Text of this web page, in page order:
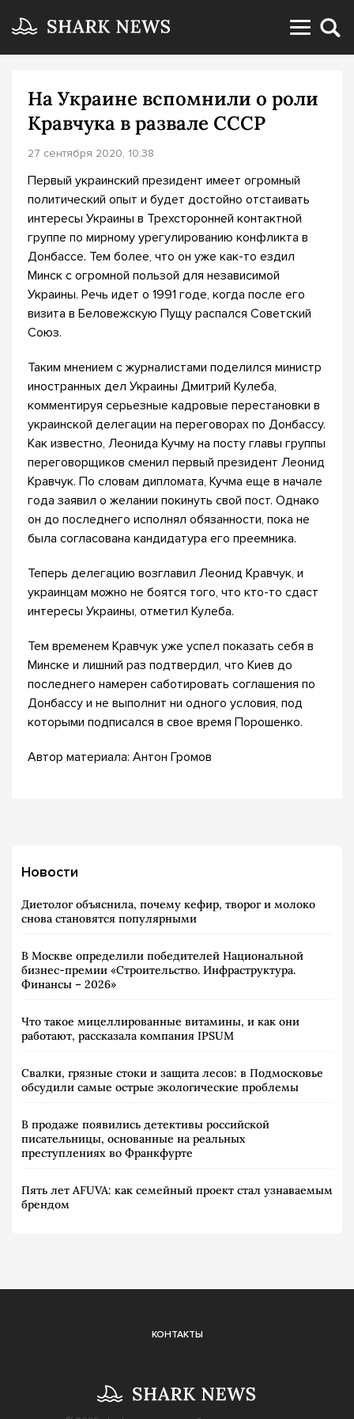
На Украине вспомнили о роли
Кравчука в развале СССР
27 сентября 2020, 10:38
Первый украинский президент имеет огромный
политический опыт и будет достойно отстаивать
интересы Украины в Трехсторонней контактной
группе по мирному урегулированию конфликта в
Донбассе. Тем более, что он уже как-то ездил
Минск с огромной пользой для независимой
Украины. Речь идет о 1991 годе, когда после его
визита в Беловежскую Пущу распался Советский
Союз.
Таким мнением с журналистами поделился министр
иностранных дел Украины Дмитрий Кулеба,
комментируя серьезные кадровые перестановки в
украинской делегации на переговорах по Донбассу.
Как известно, Леонида Кучму на посту главы группы
переговорщиков сменил первый президент Леонид
Кравчук. По словам дипломата, Кучма еще в начале
года заявил о желании покинуть свой пост. Однако
он до последнего исполнял обязанности, пока не
была согласована кандидатура его преемника.
Теперь делегацию возглавил Леонид Кравчук, и
украинцам можно не боятся того, что кто-то сдаст
интересы Украины, отметил Кулеба.
Тем временем Кравчук уже успел показать себя в
Минске и лишний раз подтвердил, что Киев до
последнего намерен саботировать соглашения по
Донбассу и не выполнит ни одного условия, под
которыми подписался в свое время Порошенко.
Автор материала: Антон Громов
Новости
Диетолог объяснила, почему кефир, творог и молоко
снова становятся популярными
В Москве определили победителей Национальной
бизнес-премии «Строительство. Инфраструктура.
Финансы – 2026»
Что такое мицеллированные витамины, и как они
работают, рассказала компания IPSUM
Свалки, грязные стоки и защита лесов: в Подмосковье
обсудили самые острые экологические проблемы
В продаже появились детективы российской
писательницы, основанные на реальных
преступлениях во Франкфурте
Пять лет AFUVA: как семейный проект стал узнаваемым
брендом
КОНТАКТЫ